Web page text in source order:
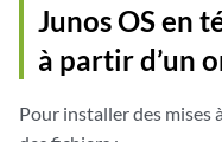
Junos OS en
à partir d’un
Pour installer des mises